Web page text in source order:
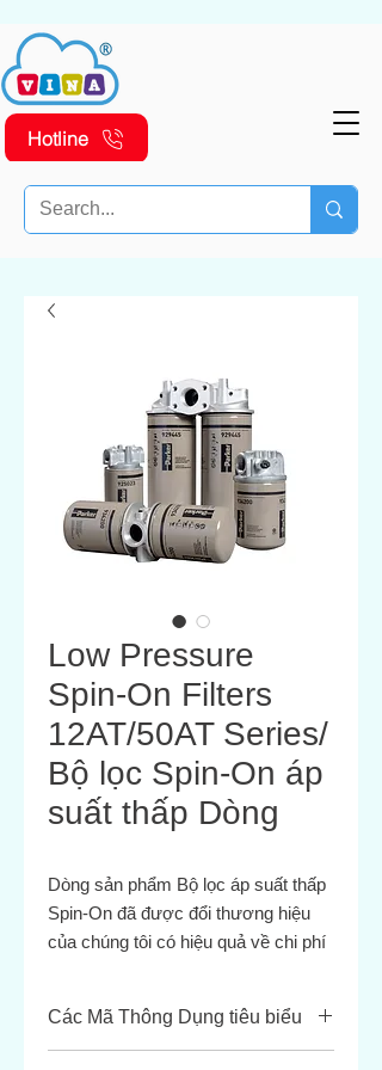
Hotline
Low Pressure
Spin-On Filters
12AT/50AT Series/
Bộ lọc Spin-On áp
suất thấp Dòng
Dòng sản phẩm Bộ lọc áp suất thấp
Spin-On đã được đổi thương hiệu
của chúng tôi có hiệu quả về chi phí
đa cho phép là 150 PSI / 10,3 Bar và
có khả năng lưu lượng lên đến 50
Các Mã Thông Dụng tiêu biểu